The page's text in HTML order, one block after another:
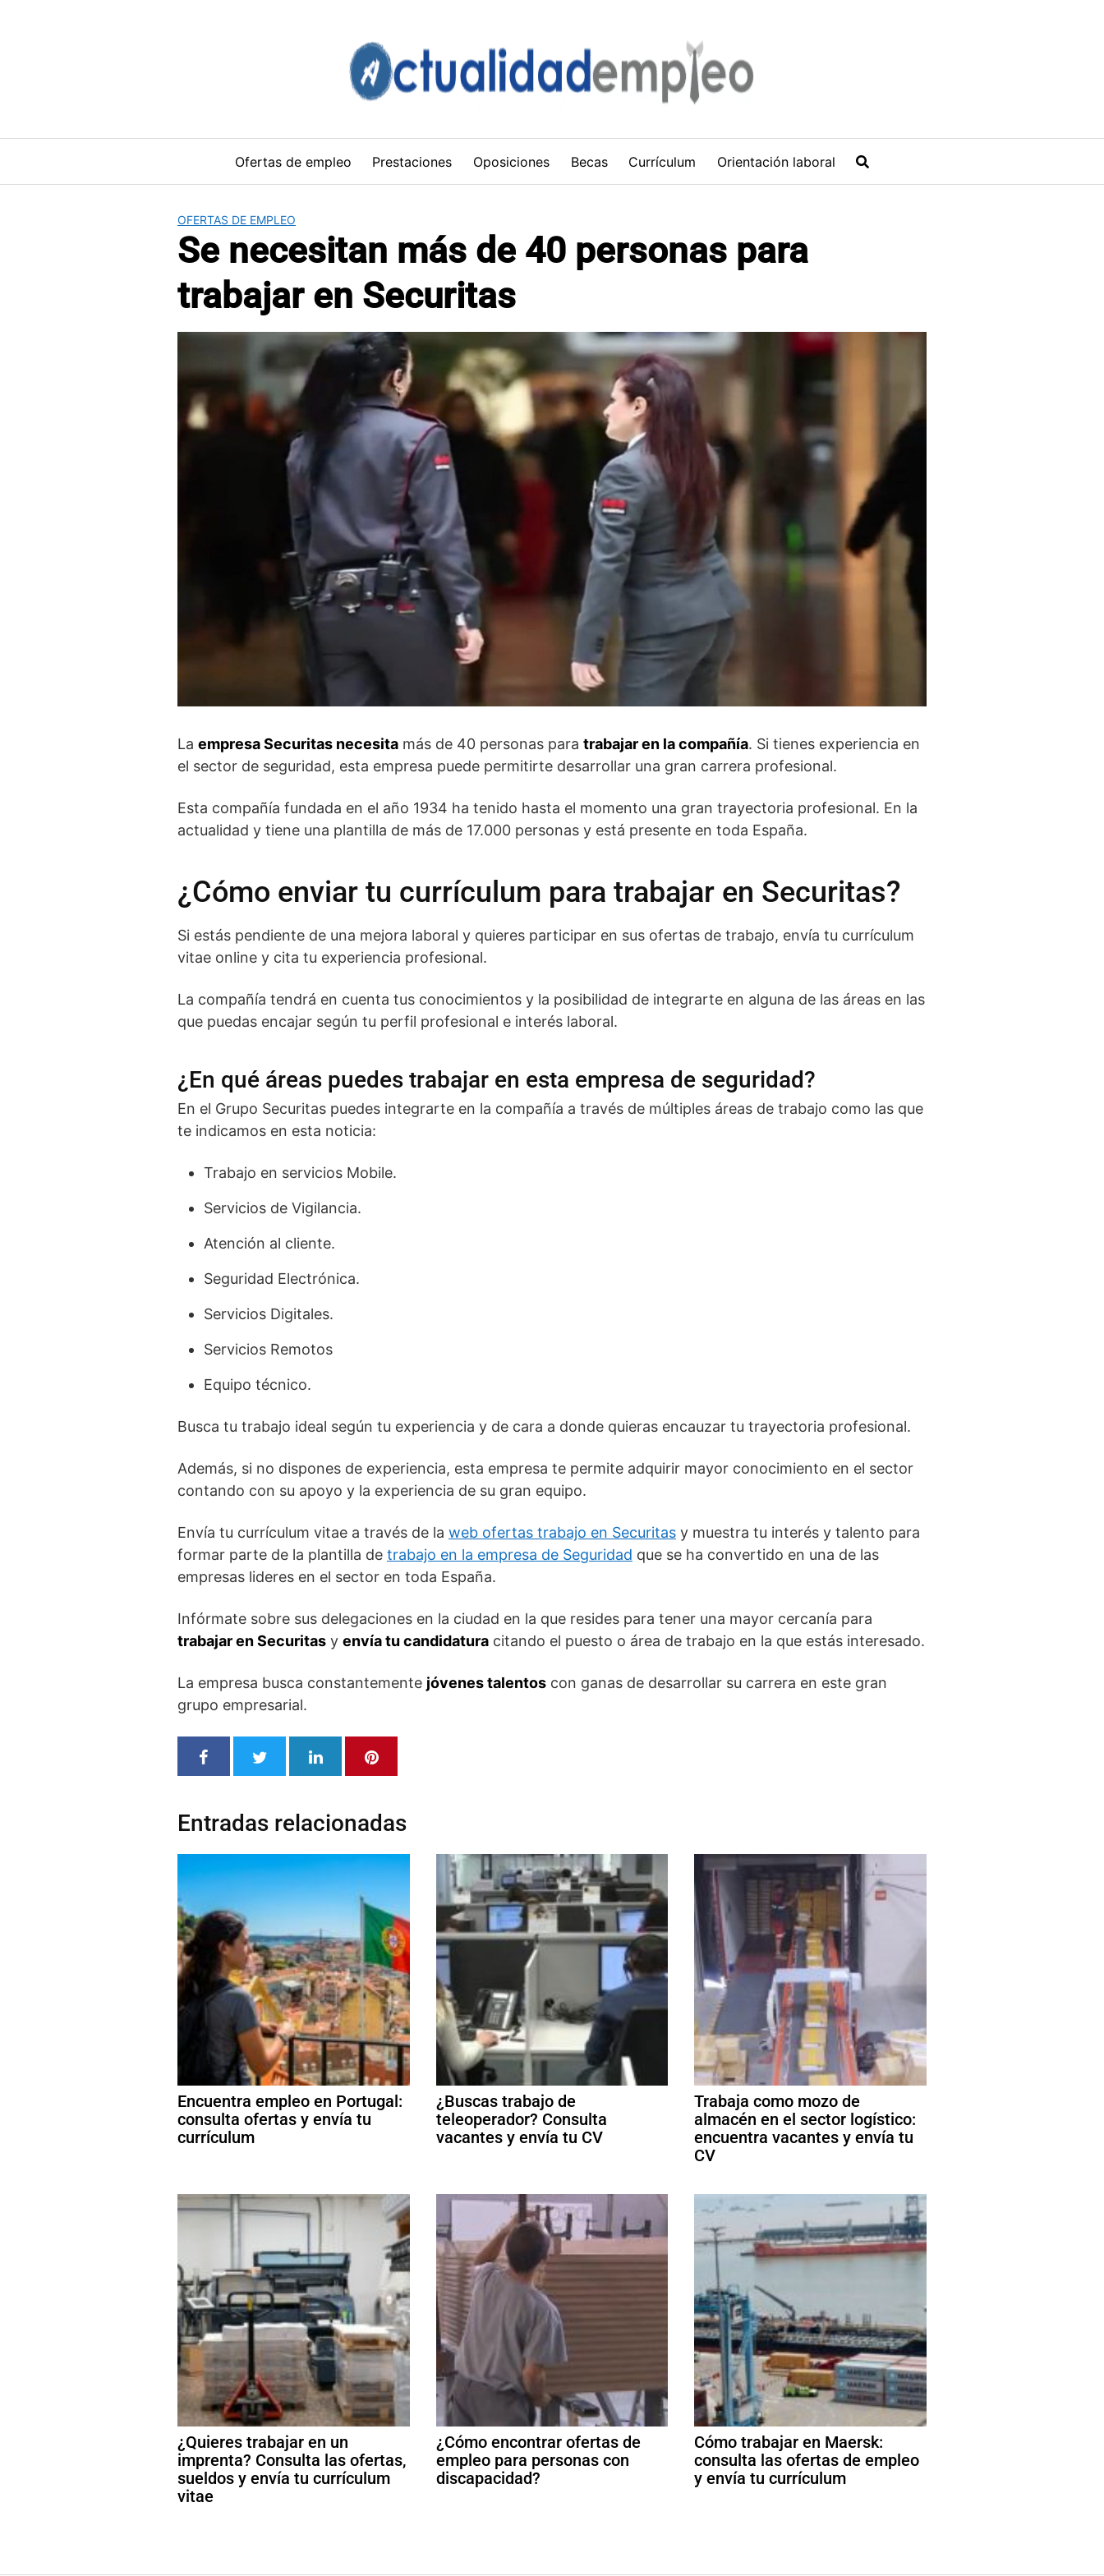
Ofertas de empleo Prestaciones Oposiciones Becas Currículum Orientación laboral
OFERTAS DE EMPLEO
Se necesitan más de 40 personas para
trabajar en Securitas
La empresa Securitas necesita más de 40 personas para trabajar en la compañía. Si tienes experiencia en
el sector de seguridad, esta empresa puede permitirte desarrollar una gran carrera profesional.
Esta compañía fundada en el año 1934 ha tenido hasta el momento una gran trayectoria profesional. En la
actualidad y tiene una plantilla de más de 17.000 personas y está presente en toda España.
¿Cómo enviar tu currículum para trabajar en Securitas?
Si estás pendiente de una mejora laboral y quieres participar en sus ofertas de trabajo, envía tu currículum
vitae online y cita tu experiencia profesional.
La compañía tendrá en cuenta tus conocimientos y la posibilidad de integrarte en alguna de las áreas en las
que puedas encajar según tu perfil profesional e interés laboral.
¿En qué áreas puedes trabajar en esta empresa de seguridad?
En el Grupo Securitas puedes integrarte en la compañía a través de múltiples áreas de trabajo como las que
te indicamos en esta noticia:
Trabajo en servicios Mobile.
Servicios de Vigilancia.
Atención al cliente.
Seguridad Electrónica.
Servicios Digitales.
Servicios Remotos
Equipo técnico.
Busca tu trabajo ideal según tu experiencia y de cara a donde quieras encauzar tu trayectoria profesional.
Además, si no dispones de experiencia, esta empresa te permite adquirir mayor conocimiento en el sector
contando con su apoyo y la experiencia de su gran equipo.
Envía tu currículum vitae a través de la web ofertas trabajo en Securitas y muestra tu interés y talento para
formar parte de la plantilla de trabajo en la empresa de Seguridad que se ha convertido en una de las
empresas lideres en el sector en toda España.
Infórmate sobre sus delegaciones en la ciudad en la que resides para tener una mayor cercanía para
trabajar en Securitas y envía tu candidatura citando el puesto o área de trabajo en la que estás interesado.
La empresa busca constantemente jóvenes talentos con ganas de desarrollar su carrera en este gran
grupo empresarial.
Entradas relacionadas
Encuentra empleo en Portugal:
consulta ofertas y envía tu
currículum
¿Buscas trabajo de
teleoperador? Consulta
vacantes y envía tu CV
Trabaja como mozo de
almacén en el sector logístico:
encuentra vacantes y envía tu
CV
¿Quieres trabajar en un
imprenta? Consulta las ofertas,
sueldos y envía tu currículum
vitae
¿Cómo encontrar ofertas de
empleo para personas con
discapacidad?
Cómo trabajar en Maersk:
consulta las ofertas de empleo
y envía tu currículum